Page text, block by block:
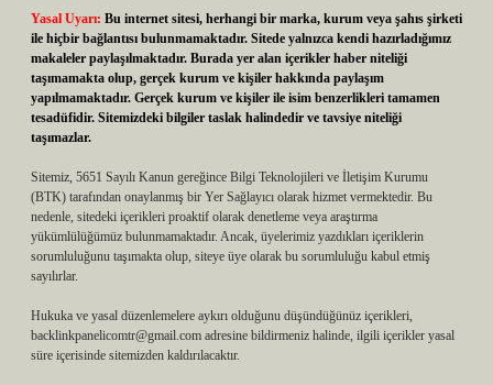
Yasal Uyarı: Bu internet sitesi, herhangi bir marka, kurum veya şahıs şirketi
ile hiçbir bağlantısı bulunmamaktadır. Sitede yalnızca kendi hazırladığımız
makaleler paylaşılmaktadır. Burada yer alan içerikler haber niteliği
taşımamakta olup, gerçek kurum ve kişiler hakkında paylaşım
yapılmamaktadır. Gerçek kurum ve kişiler ile isim benzerlikleri tamamen
tesadüfidir. Sitemizdeki bilgiler taslak halindedir ve tavsiye niteliği
taşımazlar.
Sitemiz, 5651 Sayılı Kanun gereğince Bilgi Teknolojileri ve İletişim Kurumu
(BTK) tarafından onaylanmış bir Yer Sağlayıcı olarak hizmet vermektedir. Bu
nedenle, sitedeki içerikleri proaktif olarak denetleme veya araştırma
yükümlülüğümüz bulunmamaktadır. Ancak, üyelerimiz yazdıkları içeriklerin
sorumluluğunu taşımakta olup, siteye üye olarak bu sorumluluğu kabul etmiş
sayılırlar.
Hukuka ve yasal düzenlemelere aykırı olduğunu düşündüğünüz içerikleri,
backlinkpanelicomtr@gmail.com adresine bildirmeniz halinde, ilgili içerikler yasal
süre içerisinde sitemizden kaldırılacaktır.